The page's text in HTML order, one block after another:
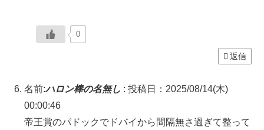
0
返信
名前:ハロン棒の名無し : 投稿日：2025/08/14(木)
00:00:46
帝王賞のパドックでドバイから間隔無さ過ぎて整って